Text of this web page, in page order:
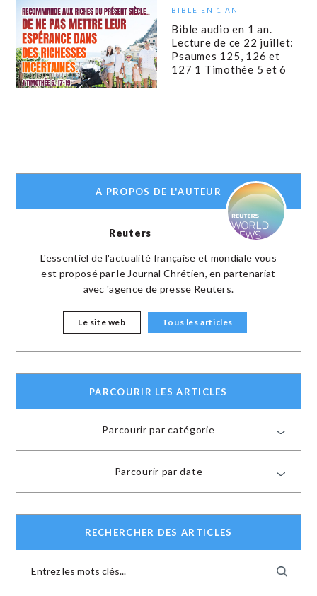
BIBLE EN 1 AN
Bible audio en 1 an.
Lecture de ce 22 juillet:
Psaumes 125, 126 et
127 1 Timothée 5 et 6
A PROPOS DE L'AUTEUR
Reuters
L'essentiel de l'actualité française et mondiale vous
est proposé par le Journal Chrétien, en partenariat
avec 'agence de presse Reuters.
Le site web Tous les articles
PARCOURIR LES ARTICLES
Parcourir par catégorie
Parcourir par date
RECHERCHER DES ARTICLES